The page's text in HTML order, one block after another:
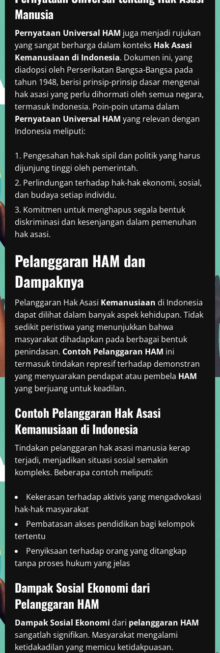
Manusia
Pernyataan Universal HAM juga menjadi rujukan
yang sangat berharga dalam konteks Hak Asasi
Kemanusiaan di Indonesia. Dokumen ini, yang
diadopsi oleh Perserikatan Bangsa-Bangsa pada
tahun 1948, berisi prinsip-prinsip dasar mengenai
hak asasi yang perlu dihormati oleh semua negara,
termasuk Indonesia. Poin-poin utama dalam
Pernyataan Universal HAM yang relevan dengan
Indonesia meliputi:
Pengesahan hak-hak sipil dan politik yang harus
dijunjung tinggi oleh pemerintah.
Perlindungan terhadap hak-hak ekonomi, sosial,
dan budaya setiap individu.
Komitmen untuk menghapus segala bentuk
diskriminasi dan kesenjangan dalam pemenuhan
hak asasi.
Pelanggaran HAM dan
Dampaknya
Pelanggaran Hak Asasi Kemanusiaan di Indonesia
dapat dilihat dalam banyak aspek kehidupan. Tidak
sedikit peristiwa yang menunjukkan bahwa
masyarakat dihadapkan pada berbagai bentuk
penindasan. Contoh Pelanggaran HAM ini
termasuk tindakan represif terhadap demonstran
yang menyuarakan pendapat atau pembela HAM
yang berjuang untuk keadilan.
Contoh Pelanggaran Hak Asasi
Kemanusiaan di Indonesia
Tindakan pelanggaran hak asasi manusia kerap
terjadi, menjadikan situasi sosial semakin
kompleks. Beberapa contoh meliputi:
Kekerasan terhadap aktivis yang mengadvokasi
hak-hak masyarakat
Pembatasan akses pendidikan bagi kelompok
tertentu
Penyiksaan terhadap orang yang ditangkap
tanpa proses hukum yang jelas
Dampak Sosial Ekonomi dari
Pelanggaran HAM
Dampak Sosial Ekonomi dari pelanggaran HAM
sangatlah signifikan. Masyarakat mengalami
ketidakadilan yang memicu ketidakpuasan.